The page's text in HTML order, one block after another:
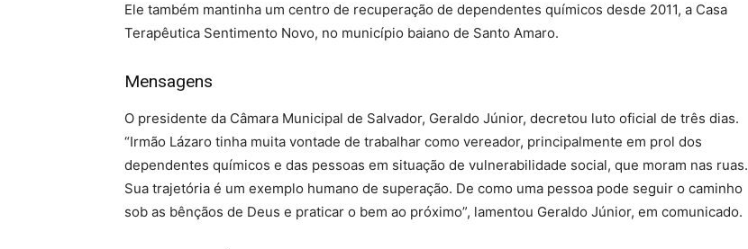
Ele também mantinha um centro de recuperação de dependentes químicos desde 2011, a Casa
Terapêutica Sentimento Novo, no município baiano de Santo Amaro.
Mensagens
O presidente da Câmara Municipal de Salvador, Geraldo Júnior, decretou luto oficial de três dias.
“Irmão Lázaro tinha muita vontade de trabalhar como vereador, principalmente em prol dos
dependentes químicos e das pessoas em situação de vulnerabilidade social, que moram nas ruas.
Sua trajetória é um exemplo humano de superação. De como uma pessoa pode seguir o caminho
sob as bênçãos de Deus e praticar o bem ao próximo”, lamentou Geraldo Júnior, em comunicado.